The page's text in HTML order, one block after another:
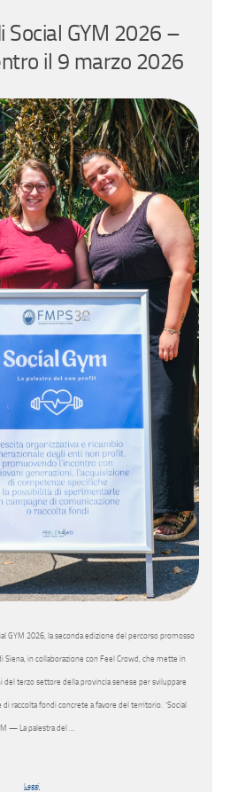
Social GYM 2026 –
il 9 marzo 2026
GYM 2026, la seconda edizione del percorso promosso
Siena, in collaborazione con Feel Crowd, che mette in
del terzo settore della provincia senese per sviluppare
raccolta fondi concrete a favore del territorio. “Social
— La palestra del …
Leggi